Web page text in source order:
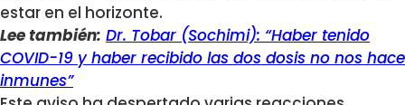
estar en el horizonte.
Lee también: Dr. Tobar (Sochimi): “Haber tenido
COVID-19 y haber recibido las dos dosis no nos hace
inmunes”